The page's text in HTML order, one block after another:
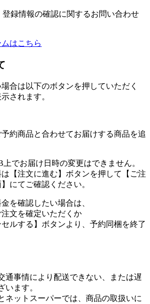
録情報の確認に関するお問い合わせ
はこちら
合は以下のボタンを押していただく
されます。
約商品と合わせてお届けする商品を追
でお届け日時の変更はできません。
【注文に進む】ボタンを押して【ご注
にてご確認ください。
を確認したい場合は、
文を確定いただくか
セルする】ボタンより、予約同梱を終了
通事情により配送できない、または遅
います。
ネットスーパーでは、商品の取扱いに